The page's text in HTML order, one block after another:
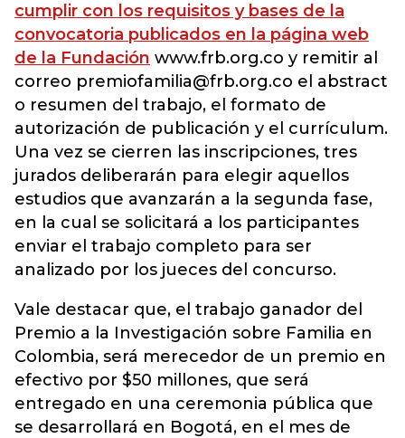
cumplir con los requisitos y bases de la
convocatoria publicados en la página web
de la Fundación www.frb.org.co y remitir al
correo premiofamilia@frb.org.co el abstract
o resumen del trabajo, el formato de
autorización de publicación y el currículum.
Una vez se cierren las inscripciones, tres
jurados deliberarán para elegir aquellos
estudios que avanzarán a la segunda fase,
en la cual se solicitará a los participantes
enviar el trabajo completo para ser
analizado por los jueces del concurso.
Vale destacar que, el trabajo ganador del
Premio a la Investigación sobre Familia en
Colombia, será merecedor de un premio en
efectivo por $50 millones, que será
entregado en una ceremonia pública que
se desarrollará en Bogotá, en el mes de